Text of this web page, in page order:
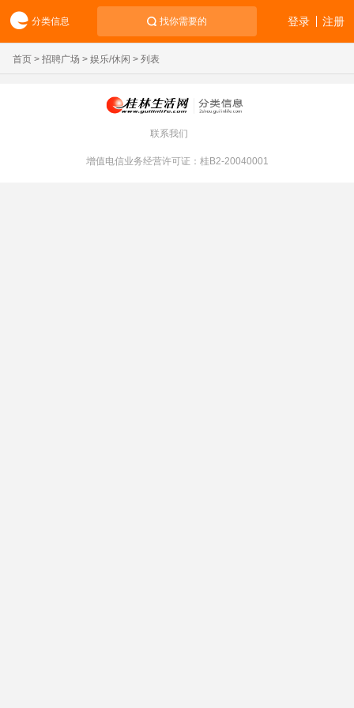
分类信息 找你需要的 注册
登录
首页 > 招聘广场 > 娱乐/休闲 > 列表
联系我们
增值电信业务经营许可证：桂B2-20040001